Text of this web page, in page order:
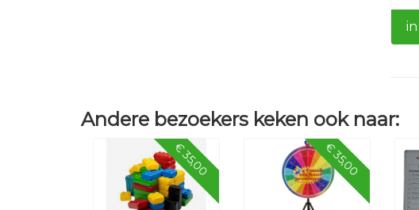
Andere bezoekers keken ook naar:
€ 35,00 € 35,00